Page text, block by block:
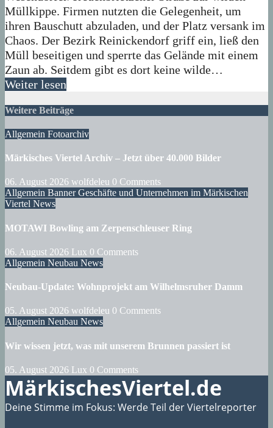
Müllkippe. Firmen nutzten die Gelegenheit, um
ihren Bauschutt abzuladen, und der Platz versank im
Chaos. Der Bezirk Reinickendorf griff ein, ließ den
Müll beseitigen und sperrte das Gelände mit einem
Zaun ab. Seitdem gibt es dort keine wilde…
Weiter lesen
Weitere Beiträge
Allgemein Fotoarchiv
Märkisches Viertel Archiv – Jetzt über 40.000 Bilder
06. August 2026 wolfdeleu 0 Comments
Allgemein BannerGeschäfte und Unternehmen im Märkischen
Viertel News
MOTAWI Bowling am Zerpenschleuser Ring
06. August 2026 Lux 0 Comments
Allgemein Neubau News
Neubau-Update: Wohnprojekt am Wilhelmsruher Damm
05. August 2026 wolfdeleu 0 Comments
Allgemein Neubau News
Wir wissen jetzt, was mit unserem Brunnen passiert ist
05. August 2026 Lux 0 Comments
MärkischesViertel.de
Deine Stimme im Fokus: Werde Teil der Viertelreporter